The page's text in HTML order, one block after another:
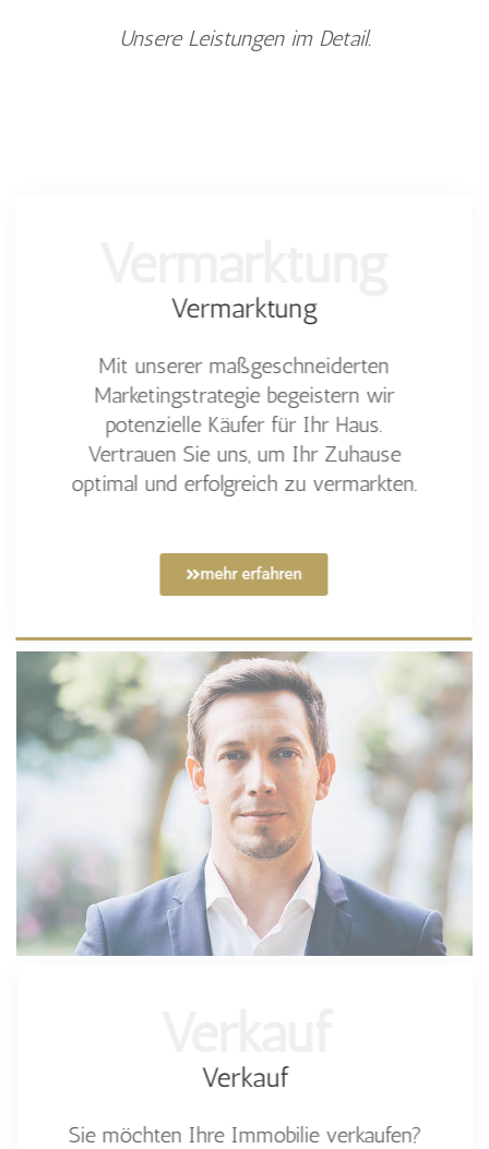
Unsere Leistungen im Detail.
Vermarktung
Mit unserer maßgeschneiderten
Marketingstrategie begeistern wir
potenzielle Käufer für Ihr Haus.
Vertrauen Sie uns, um Ihr Zuhause
optimal und erfolgreich zu vermarkten.
mehr erfahren
Verkauf
Sie möchten Ihre Immobilie verkaufen?